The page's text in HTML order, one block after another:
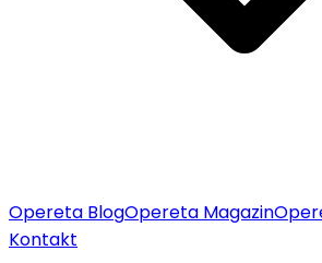
Opereta BlogOpereta Magazin
Kontakt